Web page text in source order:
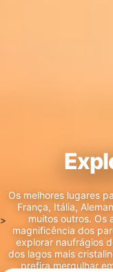
>
Os melhores lugares
França, Itália,
muitos outros. Os
magnificência dos
explorar naufrágios
dos lagos mais
prefira mergulhar